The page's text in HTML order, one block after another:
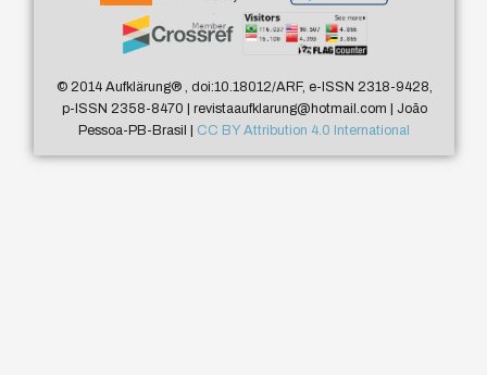
© 2014 Aufklärung®, doi:10.18012/ARF, e-ISSN 2318-9428,
p-ISSN 2358-8470 | revistaaufklarung@hotmail.com | João
Pessoa-PB-Brasil | CC BY Attribution 4.0 International